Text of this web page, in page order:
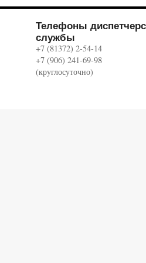
Телефоны
службы
+7 (81372) 2-54-14
+7 (906) 241-69-98
(круглосуточно)